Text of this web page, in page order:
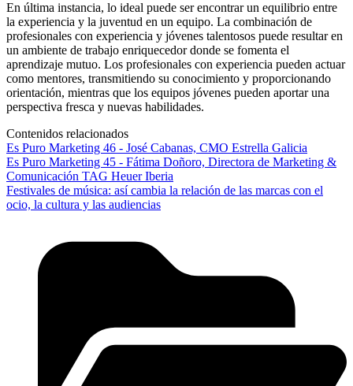
En última instancia, lo ideal puede ser encontrar un equilibrio entre
la experiencia y la juventud en un equipo. La combinación de
profesionales con experiencia y jóvenes talentosos puede resultar en
un ambiente de trabajo enriquecedor donde se fomenta el
aprendizaje mutuo. Los profesionales con experiencia pueden actuar
como mentores, transmitiendo su conocimiento y proporcionando
orientación, mientras que los equipos jóvenes pueden aportar una
perspectiva fresca y nuevas habilidades.
Contenidos relacionados
Es Puro Marketing 46 - José Cabanas, CMO Estrella Galicia
Es Puro Marketing 45 - Fátima Doñoro, Directora de Marketing &
Comunicación TAG Heuer Iberia
Festivales de música: así cambia la relación de las marcas con el
ocio, la cultura y las audiencias